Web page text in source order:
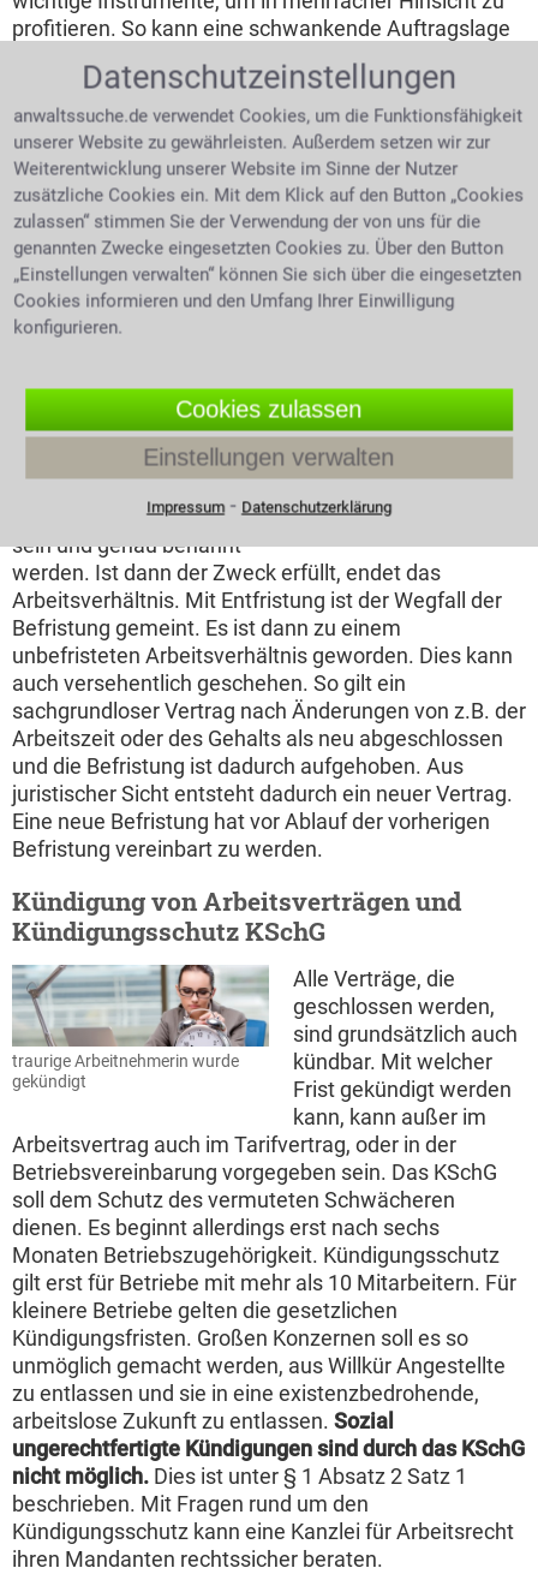
profitieren. So kann eine schwankende Auftragslage
langfristige finanzielle Bindungen problematisch
werden lassen. Überdies kann die Qualifikation des
befristet Angestellten über einen längeren Zeitraum
begutachtet werden.
Wie oft dürfen Arbeitgeber die Befristung
verlängern?
lächelnde Frau unterzeichnet
Vertrag
Ist eine zeitliche
Befristung nicht
sachgebunden, sondern
Fällen nach zwei Jahren
enden, so steht es im
Gesetz. Der Zweck der
eindeutig erkennbar
sein und genau benannt
werden. Ist dann der Zweck erfüllt, endet das
Arbeitsverhältnis. Mit Entfristung ist der Wegfall der
Befristung gemeint. Es ist dann zu einem
unbefristeten Arbeitsverhältnis geworden. Dies kann
auch versehentlich geschehen. So gilt ein
sachgrundloser Vertrag nach Änderungen von z.B. der
Arbeitszeit oder des Gehalts als neu abgeschlossen
und die Befristung ist dadurch aufgehoben. Aus
juristischer Sicht entsteht dadurch ein neuer Vertrag.
Eine neue Befristung hat vor Ablauf der vorherigen
Befristung vereinbart zu werden.
Kündigung von Arbeitsverträgen und
Kündigungsschutz KSchG
traurige Arbeitnehmerin wurde
gekündigt
Alle Verträge, die
geschlossen werden,
sind grundsätzlich auch
kündbar. Mit welcher
Frist gekündigt werden
kann, kann außer im
Arbeitsvertrag auch im Tarifvertrag, oder in der
Betriebsvereinbarung vorgegeben sein. Das KSchG
soll dem Schutz des vermuteten Schwächeren
dienen. Es beginnt allerdings erst nach sechs
Monaten Betriebszugehörigkeit. Kündigungsschutz
gilt erst für Betriebe mit mehr als 10 Mitarbeitern. Für
kleinere Betriebe gelten die gesetzlichen
Kündigungsfristen. Großen Konzernen soll es so
unmöglich gemacht werden, aus Willkür Angestellte
zu entlassen und sie in eine existenzbedrohende,
arbeitslose Zukunft zu entlassen. Sozial
ungerechtfertigte Kündigungen sind durch das KSchG
nicht möglich. Dies ist unter § 1 Absatz 2 Satz 1
beschrieben. Mit Fragen rund um den
Kündigungsschutz kann eine Kanzlei für Arbeitsrecht
ihren Mandanten rechtssicher beraten.
Datenschutzeinstellungen
anwaltssuche.de verwendet Cookies, um die Funktionsfähigkeit
unserer Website zu gewährleisten. Außerdem setzen wir zur
Weiterentwicklung unserer Website im Sinne der Nutzer
zusätzliche Cookies ein. Mit dem Klick auf den Button „Cookies
zulassen“ stimmen Sie der Verwendung der von uns für die
genannten Zwecke eingesetzten Cookies zu. Über den Button
„Einstellungen verwalten“ können Sie sich über die eingesetzten
Cookies informieren und den Umfang Ihrer Einwilligung
konfigurieren.
Cookies zulassen
Einstellungen verwalten
Impressum⁃ Datenschutzerklärung